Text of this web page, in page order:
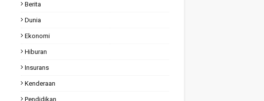
Berita
Dunia
Ekonomi
Hiburan
Insurans
Kenderaan
Pendidikan